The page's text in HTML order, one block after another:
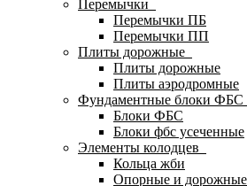
Перемычки
Перемычки ПБ
Перемычки ПП
Плиты дорожные
Плиты дорожные
Плиты аэродромные
Фундаментные блоки ФБС
Блоки ФБС
Блоки фбс усеченные
Элементы колодцев
Кольца жби
Опорные и